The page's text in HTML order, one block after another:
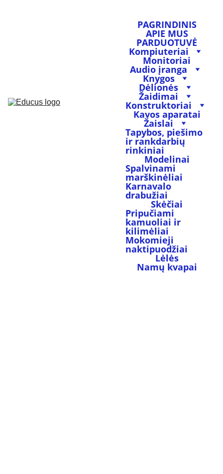
PAGRINDINIS
APIE MUS
PARDUOTUVĖ
Kompiuteriai
Monitoriai
Audio įranga
Knygos
Dėlionės
Žaidimai
Konstruktoriai
Kavos aparatai
Žaislai
Tapybos, piešimo
ir rankdarbių
rinkiniai
Modelinai
Spalvinami
marškinėliai
Karnavalo
drabužiai
Skėčiai
Pripučiami
kamuoliai ir
kilimėliai
Mokomieji
naktipuodžiai
Lėlės
Namų kvapai